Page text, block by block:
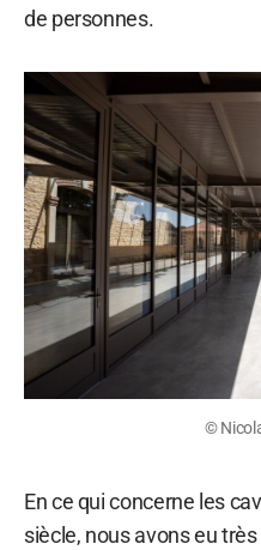
de personnes.
©
En ce qui concerne les
siècle, nous avons eu